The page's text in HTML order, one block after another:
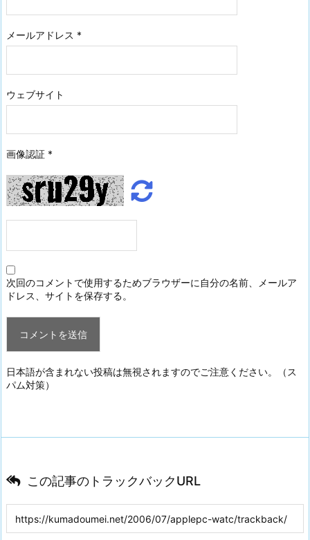
メールアドレス *
ウェブサイト
画像認証 *
次回のコメントで使用するためブラウザーに自分の名前、メールア
ドレス、サイトを保存する。
日本語が含まれない投稿は無視されますのでご注意ください。（ス
パム対策）
この記事のトラックバックURL